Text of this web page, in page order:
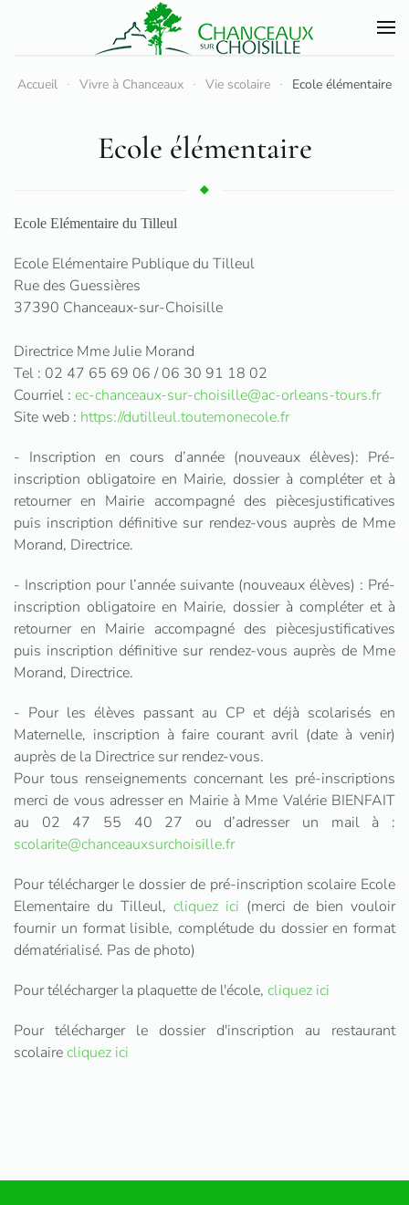
Accéder au contenu principal
Accueil Vivre à Chanceaux Vie scolaire Ecole élémentaire
Ecole élémentaire
Ecole Elémentaire du Tilleul
Ecole Elémentaire Publique du Tilleul
Rue des Guessières
37390 Chanceaux-sur-Choisille
Directrice Mme Julie Morand
Tel : 02 47 65 69 06 / 06 30 91 18 02
Courriel : ec-chanceaux-sur-choisille@ac-orleans-tours.fr
Site web : https://dutilleul.toutemonecole.fr
- Inscription en cours d’année (nouveaux élèves): Pré-
inscription obligatoire en Mairie, dossier à compléter et à
retourner en Mairie accompagné des piècesjustificatives
puis inscription définitive sur rendez-vous auprès de Mme
Morand, Directrice.
- Inscription pour l’année suivante (nouveaux élèves) : Pré-
inscription obligatoire en Mairie, dossier à compléter et à
retourner en Mairie accompagné des piècesjustificatives
puis inscription définitive sur rendez-vous auprès de Mme
Morand, Directrice.
- Pour les élèves passant au CP et déjà scolarisés en
Maternelle, inscription à faire courant avril (date à venir)
auprès de la Directrice sur rendez-vous.
Pour tous renseignements concernant les pré-inscriptions
merci de vous adresser en Mairie à Mme Valérie BIENFAIT
au 02 47 55 40 27 ou d’adresser un mail à :
scolarite@chanceauxsurchoisille.fr
Pour télécharger le dossier de pré-inscription scolaire Ecole
Elementaire du Tilleul, cliquez ici (merci de bien vouloir
fournir un format lisible, complétude du dossier en format
dématérialisé. Pas de photo)
Pour télécharger la plaquette de l'école, cliquez ici
Pour télécharger le dossier d'inscription au restaurant
scolairecliquez ici